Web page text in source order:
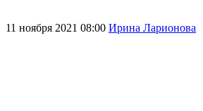
11 ноября 2021 08:00 Ирина Ларионова